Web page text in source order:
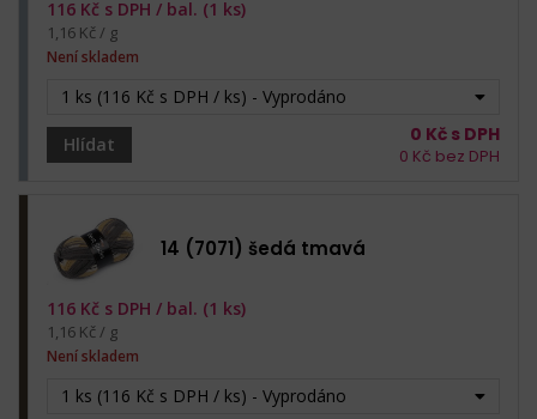
1 ks (116 Kč s DPH / ks) - Vyprodáno
Hlídat
116 Kč s DPH / bal. (1 ks)
1,16 Kč / g
Není skladem
0 Kč s DPH
0 Kč bez DPH
14 (7071) šedá tmavá
1 ks (116 Kč s DPH / ks) - Vyprodáno
116 Kč s DPH / bal. (1 ks)
1,16 Kč / g
Není skladem